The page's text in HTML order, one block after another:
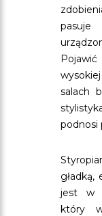
salach
podnosi
jest w
który